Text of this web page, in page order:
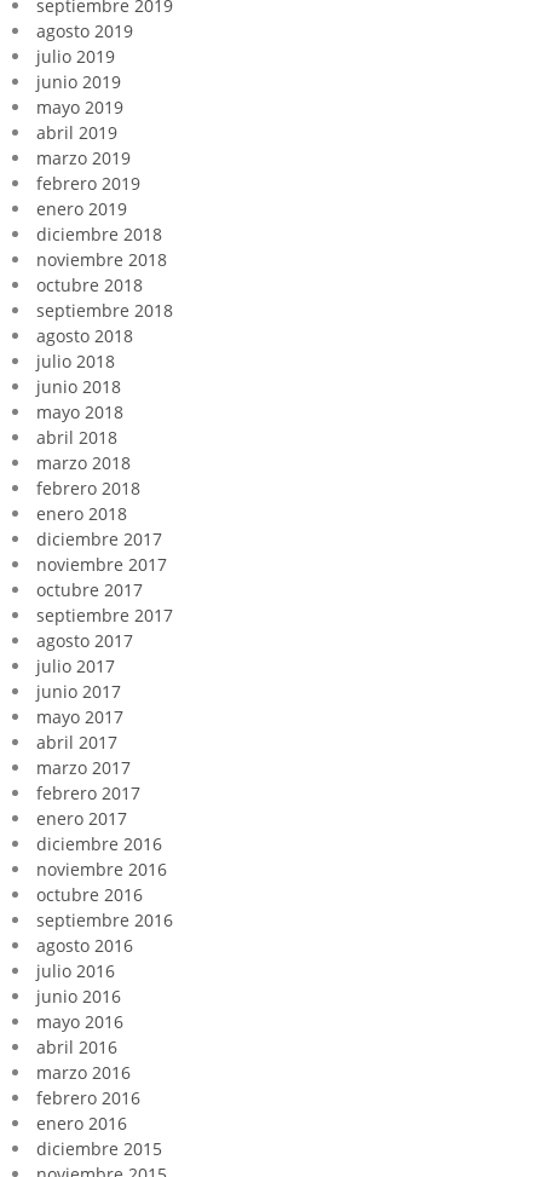
septiembre 2019
agosto 2019
julio 2019
junio 2019
mayo 2019
abril 2019
marzo 2019
febrero 2019
enero 2019
diciembre 2018
noviembre 2018
octubre 2018
septiembre 2018
agosto 2018
julio 2018
junio 2018
mayo 2018
abril 2018
marzo 2018
febrero 2018
enero 2018
diciembre 2017
noviembre 2017
octubre 2017
septiembre 2017
agosto 2017
julio 2017
junio 2017
mayo 2017
abril 2017
marzo 2017
febrero 2017
enero 2017
diciembre 2016
noviembre 2016
octubre 2016
septiembre 2016
agosto 2016
julio 2016
junio 2016
mayo 2016
abril 2016
marzo 2016
febrero 2016
enero 2016
diciembre 2015